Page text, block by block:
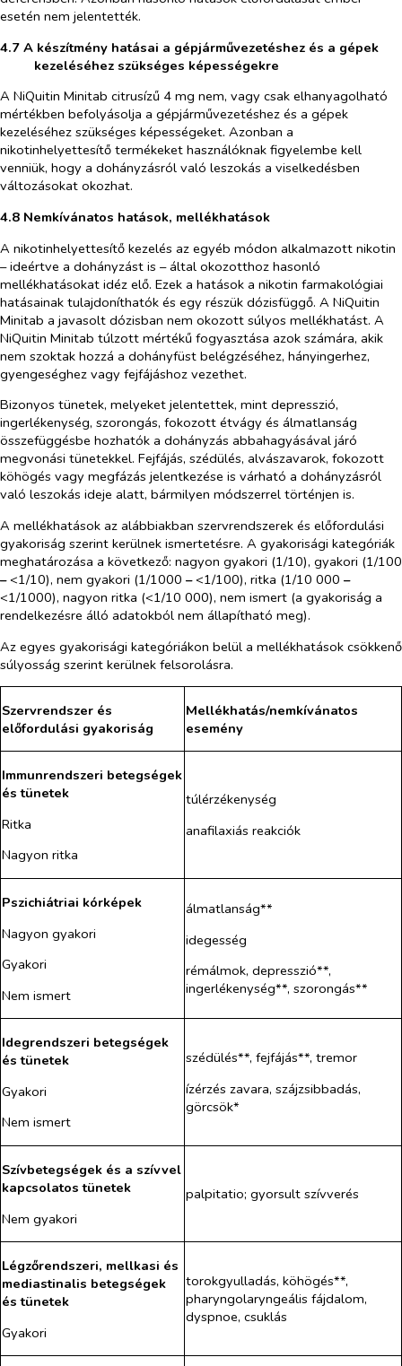
esetén nem jelentették.
4.7 A készítmény hatásai a gépjárművezetéshez és a gépek
kezeléséhez szükséges képességekre
A NiQuitin Minitab citrusízű 4 mg nem, vagy csak elhanyagolható
mértékben befolyásolja a gépjárművezetéshez és a gépek
kezeléséhez szükséges képességeket. Azonban a
nikotinhelyettesítő termékeket használóknak figyelembe kell
venniük, hogy a dohányzásról való leszokás a viselkedésben
változásokat okozhat.
4.8 Nemkívánatos hatások, mellékhatások
A nikotinhelyettesítő kezelés az egyéb módon alkalmazott nikotin
– ideértve a dohányzást is – által okozotthoz hasonló
mellékhatásokat idéz elő. Ezek a hatások a nikotin farmakológiai
hatásainak tulajdoníthatók és egy részük dózisfüggő. A NiQuitin
Minitab a javasolt dózisban nem okozott súlyos mellékhatást. A
NiQuitin Minitab túlzott mértékű fogyasztása azok számára, akik
nem szoktak hozzá a dohányfüst belégzéséhez, hányingerhez,
gyengeséghez vagy fejfájáshoz vezethet.
Bizonyos tünetek, melyeket jelentettek, mint depresszió,
ingerlékenység, szorongás, fokozott étvágy és álmatlanság
összefüggésbe hozhatók a dohányzás abbahagyásával járó
megvonási tünetekkel. Fejfájás, szédülés, alvászavarok, fokozott
köhögés vagy megfázás jelentkezése is várható a dohányzásról
való leszokás ideje alatt, bármilyen módszerrel történjen is.
A mellékhatások az alábbiakban szervrendszerek és előfordulási
gyakoriság szerint kerülnek ismertetésre. A gyakorisági kategóriák
meghatározása a következő: nagyon gyakori (1/10), gyakori (1/100
–<1/10), nem gyakori (1/1000 –<1/100), ritka (1/10 000 –
<1/1000), nagyon ritka (<1/10 000), nem ismert (a gyakoriság a
rendelkezésre álló adatokból nem állapítható meg).
Az egyes gyakorisági kategóriákon belül a mellékhatások csökkenő
súlyosság szerint kerülnek felsorolásra.
Szervrendszer és
előfordulási gyakoriság
Mellékhatás/nemkívánatos
esemény
Immunrendszeri betegségek
és tünetek
Ritka
Nagyon ritka
túlérzékenység
anafilaxiás reakciók
Pszichiátriai kórképek
Nagyon gyakori
Gyakori
Nem ismert
álmatlanság**
idegesség
rémálmok, depresszió**,
ingerlékenység**, szorongás**
Idegrendszeri betegségek
és tünetek
Gyakori
Nem ismert
szédülés**, fejfájás**, tremor
ízérzés zavara, szájzsibbadás,
görcsök*
Szívbetegségek és a szívvel
kapcsolatos tünetek
Nem gyakori
palpitatio; gyorsult szívverés
Légzőrendszeri, mellkasi és
mediastinalis betegségek
és tünetek
Gyakori
torokgyulladás, köhögés**,
pharyngolaryngeális fájdalom,
dyspnoe, csuklás